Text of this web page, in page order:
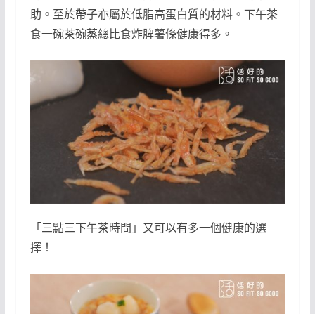
助。至於帶子亦屬於低脂高蛋白質的材料。下午茶
食一碗茶碗蒸總比食炸脾薯條健康得多。
「三點三下午茶時間」又可以有多一個健康的選
擇！